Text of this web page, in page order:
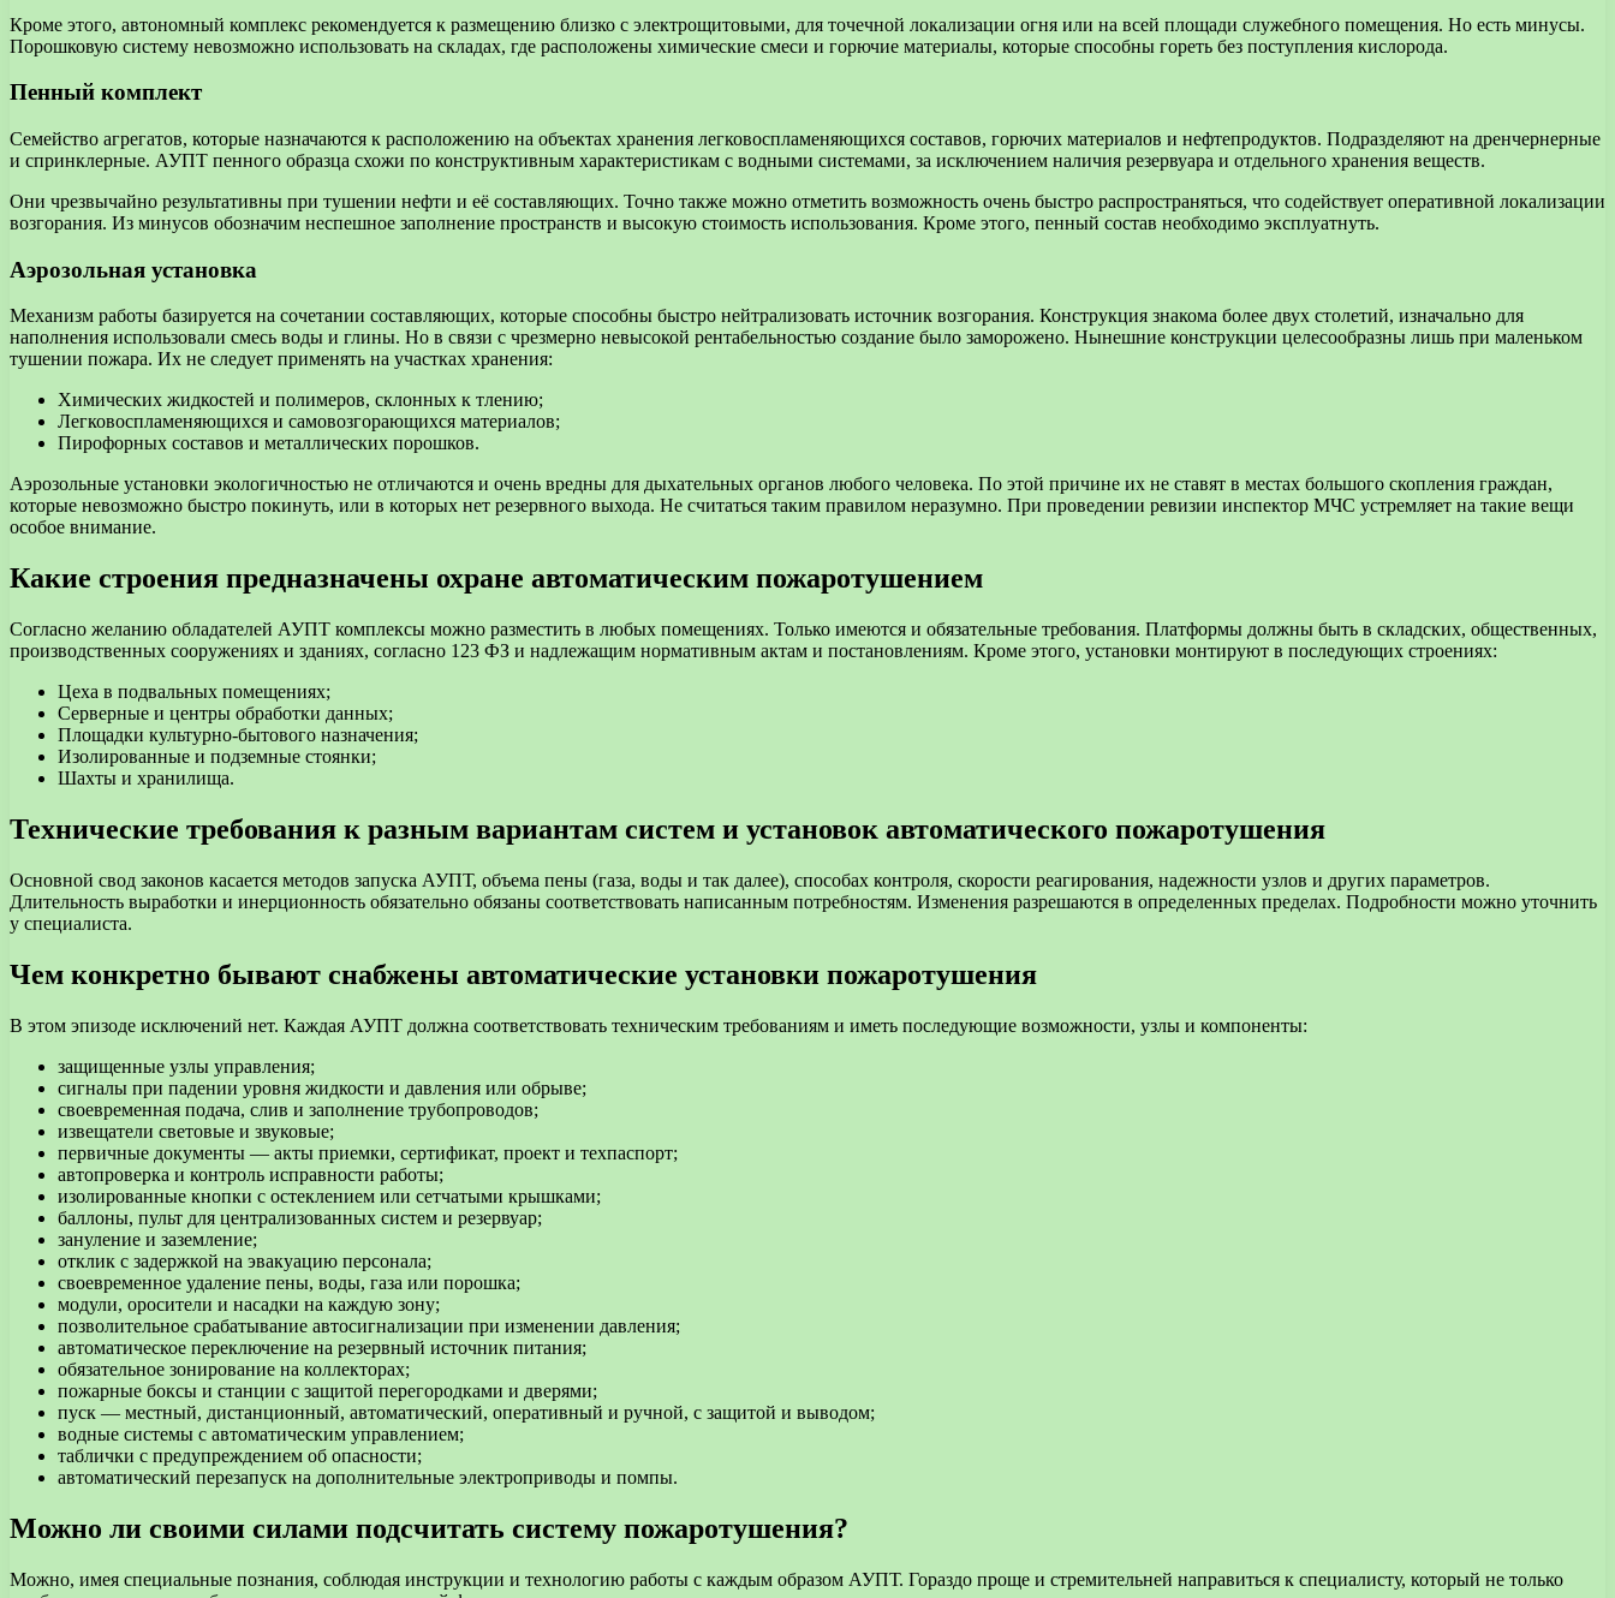
Кроме этого, автономный комплекс рекомендуется к размещению близко с электрощитовыми, для точечной локализации огня или на всей площади служебного помещения. Но есть минусы.
Порошковую систему невозможно использовать на складах, где расположены химические смеси и горючие материалы, которые способны гореть без поступления кислорода.
Пенный комплект
Семейство агрегатов, которые назначаются к расположению на объектах хранения легковоспламеняющихся составов, горючих материалов и нефтепродуктов. Подразделяют на дренчернерные
и спринклерные. АУПТ пенного образца схожи по конструктивным характеристикам с водными системами, за исключением наличия резервуара и отдельного хранения веществ.
Они чрезвычайно результативны при тушении нефти и её составляющих. Точно также можно отметить возможность очень быстро распространяться, что содействует оперативной локализации
возгорания. Из минусов обозначим неспешное заполнение пространств и высокую стоимость использования. Кроме этого, пенный состав необходимо эксплуатнуть.
Аэрозольная установка
Механизм работы базируется на сочетании составляющих, которые способны быстро нейтрализовать источник возгорания. Конструкция знакома более двух столетий, изначально для
наполнения использовали смесь воды и глины. Но в связи с чрезмерно невысокой рентабельностью создание было заморожено. Нынешние конструкции целесообразны лишь при маленьком
тушении пожара. Их не следует применять на участках хранения:
Химических жидкостей и полимеров, склонных к тлению;
Легковоспламеняющихся и самовозгорающихся материалов;
Пирофорных составов и металлических порошков.
Аэрозольные установки экологичностью не отличаются и очень вредны для дыхательных органов любого человека. По этой причине их не ставят в местах большого скопления граждан,
которые невозможно быстро покинуть, или в которых нет резервного выхода. Не считаться таким правилом неразумно. При проведении ревизии инспектор МЧС устремляет на такие вещи
особое внимание.
Какие строения предназначены охране автоматическим пожаротушением
Согласно желанию обладателей АУПТ комплексы можно разместить в любых помещениях. Только имеются и обязательные требования. Платформы должны быть в складских, общественных,
производственных сооружениях и зданиях, согласно 123 ФЗ и надлежащим нормативным актам и постановлениям. Кроме этого, установки монтируют в последующих строениях:
Цеха в подвальных помещениях;
Серверные и центры обработки данных;
Площадки культурно-бытового назначения;
Изолированные и подземные стоянки;
Шахты и хранилища.
Технические требования к разным вариантам систем и установок автоматического пожаротушения
Основной свод законов касается методов запуска АУПТ, объема пены (газа, воды и так далее), способах контроля, скорости реагирования, надежности узлов и других параметров.
Длительность выработки и инерционность обязательно обязаны соответствовать написанным потребностям. Изменения разрешаются в определенных пределах. Подробности можно уточнить
у специалиста.
Чем конкретно бывают снабжены автоматические установки пожаротушения
В этом эпизоде исключений нет. Каждая АУПТ должна соответствовать техническим требованиям и иметь последующие возможности, узлы и компоненты:
защищенные узлы управления;
сигналы при падении уровня жидкости и давления или обрыве;
своевременная подача, слив и заполнение трубопроводов;
извещатели световые и звуковые;
первичные документы — акты приемки, сертификат, проект и техпаспорт;
автопроверка и контроль исправности работы;
изолированные кнопки с остеклением или сетчатыми крышками;
баллоны, пульт для централизованных систем и резервуар;
зануление и заземление;
отклик с задержкой на эвакуацию персонала;
своевременное удаление пены, воды, газа или порошка;
модули, оросители и насадки на каждую зону;
позволительное срабатывание автосигнализации при изменении давления;
автоматическое переключение на резервный источник питания;
обязательное зонирование на коллекторах;
пожарные боксы и станции с защитой перегородками и дверями;
пуск — местный, дистанционный, автоматический, оперативный и ручной, с защитой и выводом;
водные системы с автоматическим управлением;
таблички с предупреждением об опасности;
автоматический перезапуск на дополнительные электроприводы и помпы.
Можно ли своими силами подсчитать систему пожаротушения?
Можно, имея специальные познания, соблюдая инструкции и технологию работы с каждым образом АУПТ. Гораздо проще и стремительней направиться к специалисту, который не только